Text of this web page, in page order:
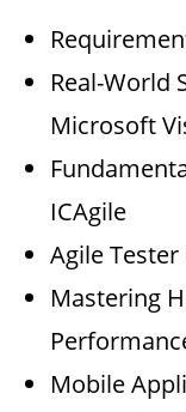
Real-World
Microsoft
ICAgile
Agile
Mastering
Mobile